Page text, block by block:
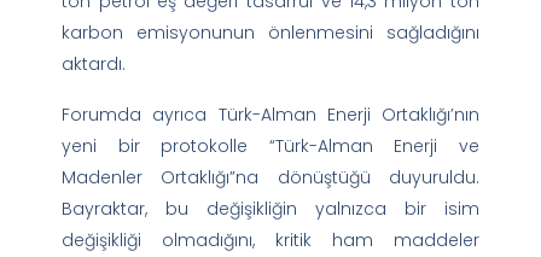
karbon emisyonunun önlenmesini sağladığını
aktardı.
Forumda ayrıca Türk-Alman Enerji Ortaklığı’nın
yeni bir protokolle “Türk-Alman Enerji ve
Madenler Ortaklığı”na dönüştüğü duyuruldu.
Bayraktar, bu değişikliğin yalnızca bir isim
değişikliği olmadığını, kritik ham maddeler